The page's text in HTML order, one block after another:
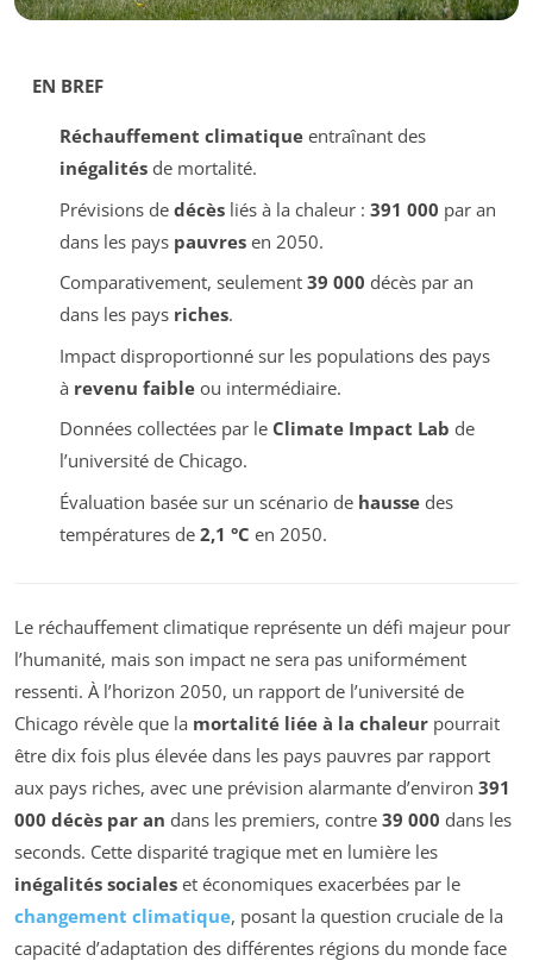
EN BREF
Réchauffement climatiqueentraînant des
inégalitésde mortalité.
Prévisions de décèsliés à la chaleur : 391 000 par an
dans les pays pauvresen 2050.
Comparativement, seulement 39 000 décès par an
dans les pays riches.
Impact disproportionné sur les populations des pays
à revenu faibleou intermédiaire.
Données collectées par le Climate Impact Lab de
l’université de Chicago.
Évaluation basée sur un scénario de haussedes
températures de 2,1 °C en 2050.
Le réchauffement climatique représente un défi majeur pour
l’humanité, mais son impact ne sera pas uniformément
ressenti. À l’horizon 2050, un rapport de l’université de
Chicago révèle que la mortalité liée à la chaleur pourrait
être dix fois plus élevée dans les pays pauvres par rapport
aux pays riches, avec une prévision alarmante d’environ 391
000 décès par an dans les premiers, contre 39 000 dans les
seconds. Cette disparité tragique met en lumière les
inégalités sociales et économiques exacerbées par le
changement climatique, posant la question cruciale de la
capacité d’adaptation des différentes régions du monde face